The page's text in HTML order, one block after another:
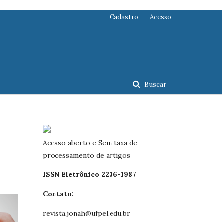
Buscar
Cadastro Acesso
Acesso aberto e Sem taxa de
processamento de artigos
ISSN Eletrônico 2236-1987
Contato:
revista.jonah@ufpel.edu.br